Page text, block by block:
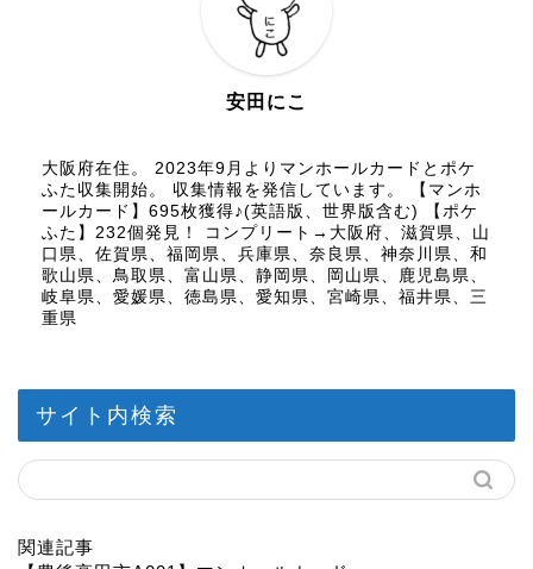
安田にこ
大阪府在住。 2023年9月よりマンホールカードとポケ
ふた収集開始。 収集情報を発信しています。 【マンホ
ールカード】695枚獲得♪(英語版、世界版含む) 【ポケ
ふた】232個発見！ コンプリート→大阪府、滋賀県、山
口県、佐賀県、福岡県、兵庫県、奈良県、神奈川県、和
歌山県、鳥取県、富山県、静岡県、岡山県、鹿児島県、
岐阜県、愛媛県、徳島県、愛知県、宮崎県、福井県、三
重県
サイト内検索
関連記事